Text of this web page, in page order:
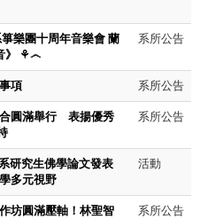
樂團十周年音樂會 蘭
》 ⚘෴
系所公告
項 系所公告
圓滿舉行 表揚優秀
系所公告
研究生佛學論文發表
多元視野
活動
坊圓滿壓軸！林聖智
系所公告